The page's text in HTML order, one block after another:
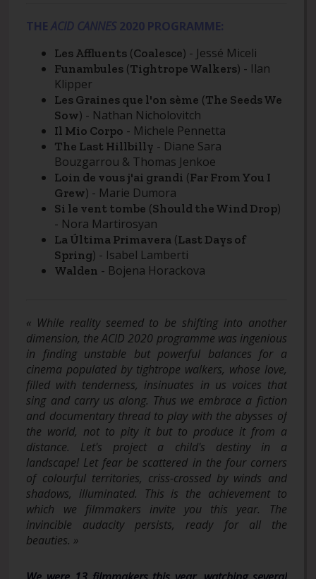
THEACID CANNES 2020 PROGRAMME:
Les Affluents (Coalesce) - Jessé Miceli
Funambules (Tightrope Walkers) - Ilan
Klipper
Les Graines que l'on sème (The Seeds We
Sow) - Nathan Nicholovitch
Il Mio Corpo - Michele Pennetta
The Last Hillbilly - Diane Sara
Bouzgarrou & Thomas Jenkoe
Loin de vous j'ai grandi (Far From You I
Grew) - Marie Dumora
Si le vent tombe (Should the Wind Drop)
- Nora Martirosyan
La Última Primavera (Last Days of
Spring) - Isabel Lamberti
Walden - Bojena Horackova
« While reality seemed to be shifting into another
dimension, the ACID 2020 programme was ingenious
in finding unstable but powerful balances for a
cinema populated by tightrope walkers, whose love,
filled with tenderness, insinuates in us voices that
sing and carry us along. Thus we embrace a fiction
and documentary thread to play with the abysses of
the world, not to pity it but to produce it from a
distance. Let's project a child's destiny in a
landscape! Let fear be scattered in the four corners
of colourful territories, criss-crossed by winds and
shadows, illuminated. This is the achievement to
which we filmmakers invite you this year. The
invincible audacity persists, ready for all the
beauties. »